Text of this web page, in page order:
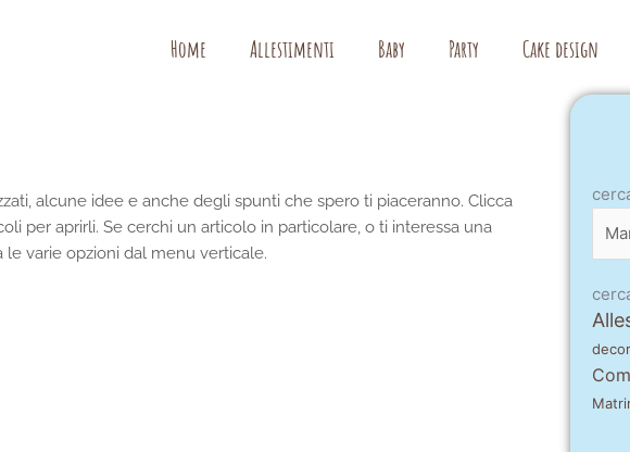
Home Allestimenti Baby Party Cake design
alcune idee e anche degli spunti che spero ti piaceranno. Clicca
per aprirli. Se cerchi un articolo in particolare, o ti interessa una
varie opzioni dal menu verticale.
mese